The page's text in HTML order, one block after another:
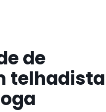
de
telhadista